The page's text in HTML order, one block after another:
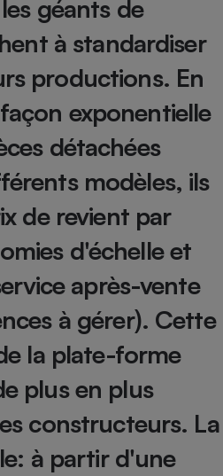
géants de
à standardiser
productions. En
exponentielle
détachées
modèles, ils
de revient par
d'échelle et
après-vente
à gérer). Cette
la plate-forme
plus en plus
constructeurs. La
à partir d'une
Complément
alimentaire
bouteille
Assurance emprunteur
Petit électroménager -
Lave-linge
Plaque de cuisson à
induction
Téléviseur
Téléphone mobile -
Smartphone
Matelas
Radiateur électrique
Mutuelle
Antimoustique